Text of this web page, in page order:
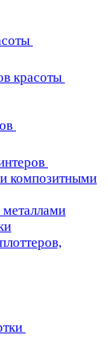
красоты
композитными